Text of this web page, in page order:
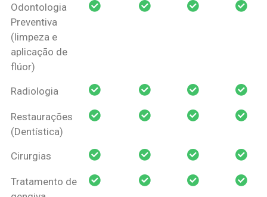
Odontologia
Preventiva
(limpeza e
aplicação de
flúor)
Radiologia
Restaurações
(Dentística)
Cirurgias
Tratamento de